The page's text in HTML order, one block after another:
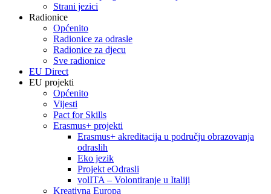
Strani jezici
Radionice
Općenito
Radionice za odrasle
Radionice za djecu
Sve radionice
EU Direct
EU projekti
Općenito
Vijesti
Pact for Skills
Erasmus+ projekti
Erasmus+ akreditacija u području obrazovanja
odraslih
Eko jezik
Projekt eOdrasli
volITA – Volontiranje u Italiji
Kreativna Europa